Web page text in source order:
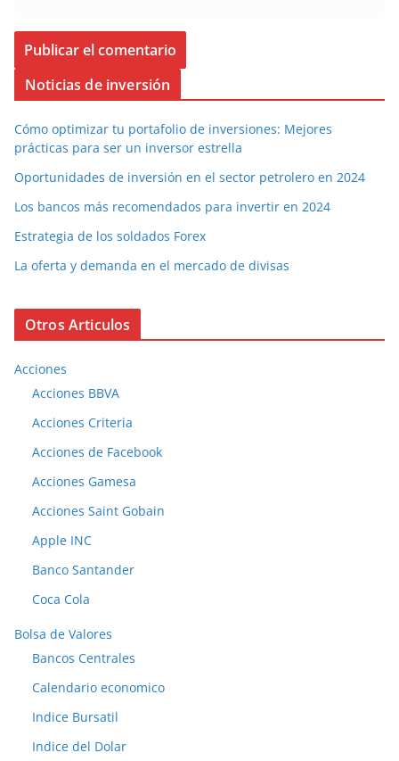
Noticias de inversión
Cómo optimizar tu portafolio de inversiones: Mejores
prácticas para ser un inversor estrella
Oportunidades de inversión en el sector petrolero en 2024
Los bancos más recomendados para invertir en 2024
Estrategia de los soldados Forex
La oferta y demanda en el mercado de divisas
Otros Articulos
Acciones
Acciones BBVA
Acciones Criteria
Acciones de Facebook
Acciones Gamesa
Acciones Saint Gobain
Apple INC
Banco Santander
Coca Cola
Bolsa de Valores
Bancos Centrales
Calendario economico
Indice Bursatil
Indice del Dolar